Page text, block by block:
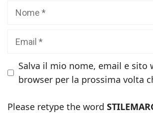
Salva il mio nome, email e sito
browser per la prossima volta
Please retype the word